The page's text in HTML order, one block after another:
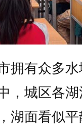
有众多水
，城区各
湖面看似